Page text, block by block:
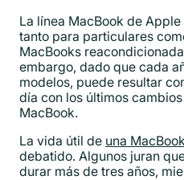
La línea MacBook de
tanto para particulares
MacBooks
embargo, dado que cada
modelos, puede resultar
día con los últimos
MacBook.
La vida útil de una
debatido. Algunos juran
durar más de tres años,